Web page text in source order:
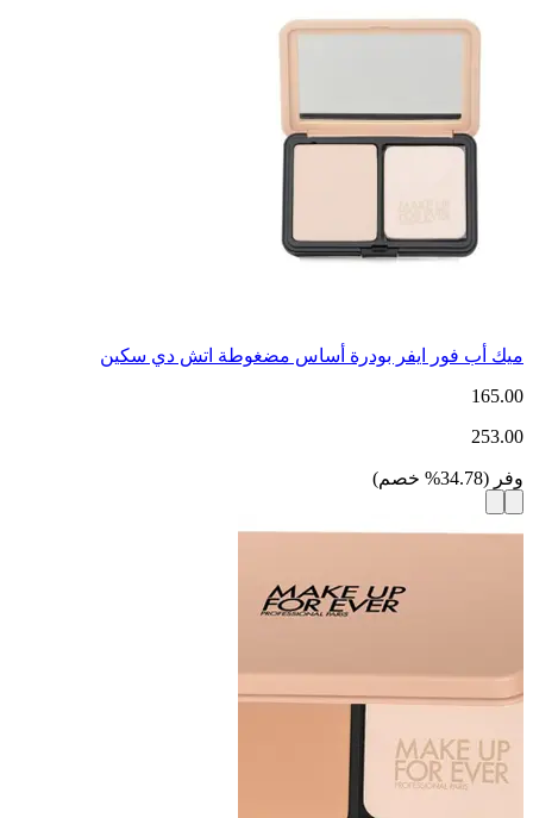
ميك أب فور ايفر بودرة أساس مضغوطة اتش دي سكين
165.00
253.00
وفر (
34.78
% خصم)